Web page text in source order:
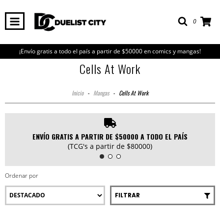
0
¡Envío gratis a todo el país a partir de $50000 en comics y mangas!
Cells At Work
Inicio - Mangas - Cells At Work
ENVÍO GRATIS A PARTIR DE $50000 A TODO EL PAÍS
(TCG's a partir de $80000)
Ordenar por
FILTRAR